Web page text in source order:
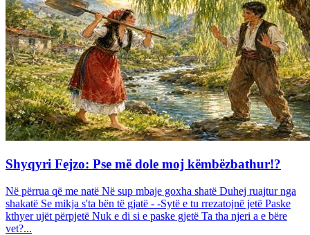
Shyqyri Fejzo: Pse më dole moj këmbëzbathur!?
Në përrua që me natë Në sup mbaje goxha shatë Duhej ruajtur nga
shakatë Se mikja s'ta bën të gjatë - -Sytë e tu rrezatojnë jetë Paske
kthyer ujët përpjetë Nuk e di si e paske gjetë Ta tha njeri a e bëre
vet?...